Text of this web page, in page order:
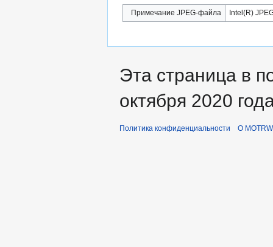
Примечание JPEG-файла Intel(R)
Эта страница в
октября 2020
Политика конфиденциальности О